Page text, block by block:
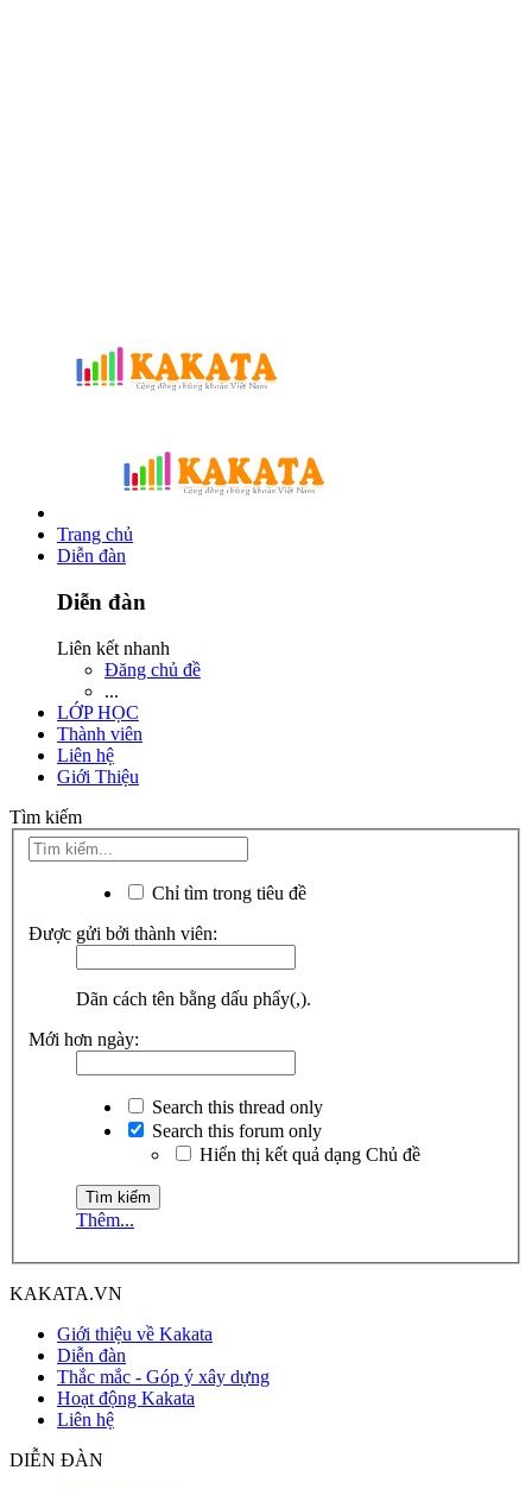
Trang chủ
Diễn đàn
Diễn đàn
Liên kết nhanh
Đăng chủ đề
...
LỚP HỌC
Thành viên
Liên hệ
Giới Thiệu
Tìm kiếm
Chỉ tìm trong tiêu đề
Được gửi bởi thành viên:
Dãn cách tên bằng dấu phẩy(,).
Mới hơn ngày:
Search this thread only
Search this forum only
Hiển thị kết quả dạng Chủ đề
Thêm...
KAKATA.VN
Giới thiệu về Kakata
Diễn đàn
Thắc mắc - Góp ý xây dựng
Hoạt động Kakata
Liên hệ
DIỄN ĐÀN